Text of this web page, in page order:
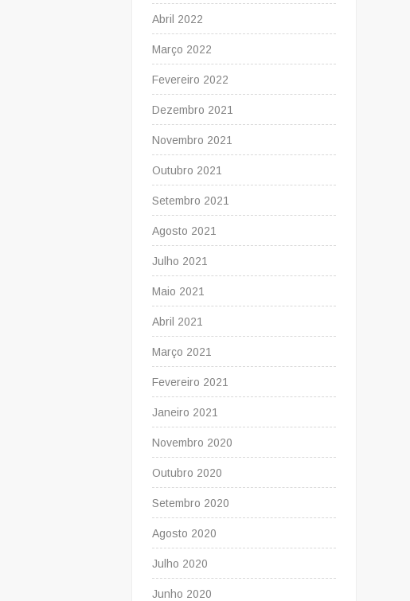
Abril 2022
Março 2022
Fevereiro 2022
Dezembro 2021
Novembro 2021
Outubro 2021
Setembro 2021
Agosto 2021
Julho 2021
Maio 2021
Abril 2021
Março 2021
Fevereiro 2021
Janeiro 2021
Novembro 2020
Outubro 2020
Setembro 2020
Agosto 2020
Julho 2020
Junho 2020